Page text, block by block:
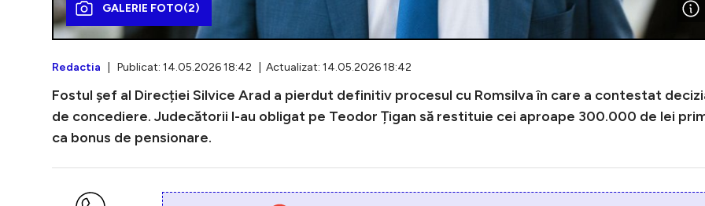
GALERIE FOTO(2)
Redactia | Publicat: 14.05.2026 18:42 | Actualizat: 14.05.2026 18:42
Fostul șef al Direcției Silvice Arad a pierdut definitiv procesul cu Romsilva în care a contestat
de concediere. Judecătorii l-au obligat pe Teodor Țigan să restituie cei aproape 300.000 de lei
ca bonus de pensionare.